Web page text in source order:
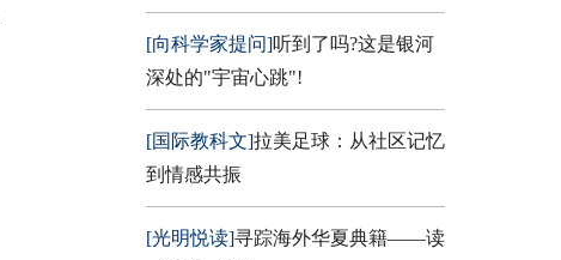
[向科学家提问]听到了吗?这是银河
深处的"宇宙心跳"!
[国际教科文]拉美足球：从社区记忆
到情感共振
[光明悦读]寻踪海外华夏典籍——读